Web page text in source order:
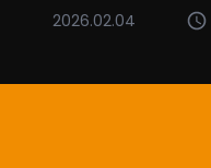
2026.02.04